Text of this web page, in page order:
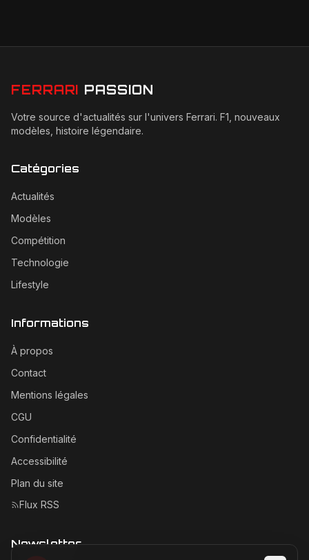
FERRARI PASSION
Votre source d'actualités sur l'univers Ferrari. F1, nouveaux
modèles, histoire légendaire.
Catégories
Actualités
Modèles
Compétition
Technologie
Lifestyle
Informations
À propos
Contact
Mentions légales
CGU
Confidentialité
Accessibilité
Plan du site
Flux RSS
Newsletter